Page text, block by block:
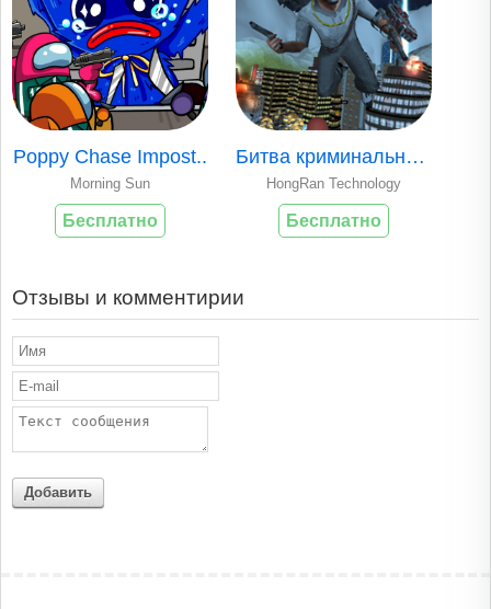
Poppy Chase Impost..
Morning Sun
Бесплатно
Битва криминальных..
HongRan Technology
Бесплатно
Отзывы и комментирии
Добавить